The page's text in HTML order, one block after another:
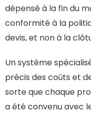
dépensé à la fin du
conformité à la
devis, et non à la
Un système
précis des coûts et
sorte que chaque
a été convenu avec